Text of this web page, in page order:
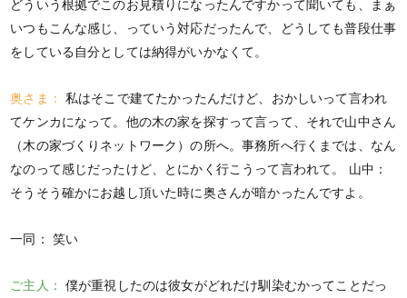
どういう根拠でこのお見積りになったんですかって聞いても、まぁ
いつもこんな感じ、っていう対応だったんで、どうしても普段仕事
をしている自分としては納得がいかなくて。
奥さま： 私はそこで建てたかったんだけど、おかしいって言われ
てケンカになって。他の木の家を探すって言って、それで山中さん
（木の家づくりネットワーク）の所へ。事務所へ行くまでは、なん
なのって感じだったけど、とにかく行こうって言われて。 山中：
そうそう確かにお越し頂いた時に奥さんが暗かったんですよ。
一同： 笑い
ご主人： 僕が重視したのは彼女がどれだけ馴染むかってことだっ